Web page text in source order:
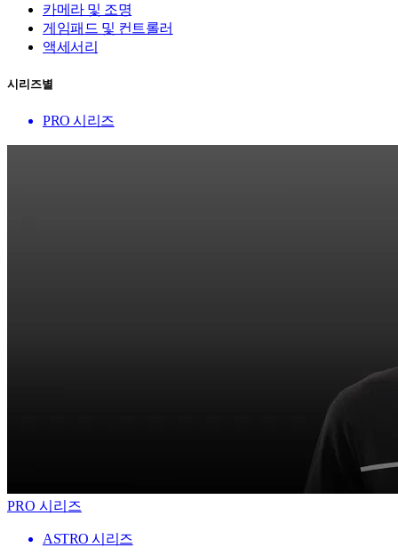
카메라 및 조명
게임패드 및 컨트롤러
액세서리
시리즈별
PRO 시리즈
PRO 시리즈
ASTRO 시리즈